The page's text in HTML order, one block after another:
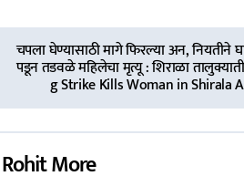
चपला घेण्यासाठी मागे फिरल्या अन, नियतीने
पडून तडवळे महिलेचा मृत्यू : शिराळा
g Strike Kills Woman in Shirala
Rohit More